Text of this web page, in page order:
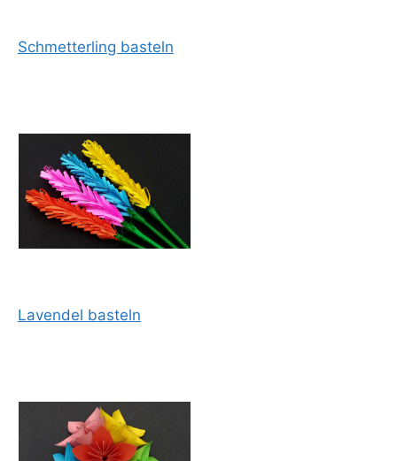
Schmetterling basteln
Lavendel basteln